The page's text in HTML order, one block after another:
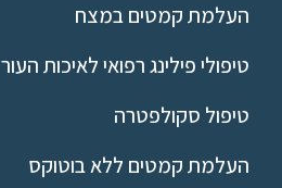
העלמת קמטים במצח
טיפולי פילינג רפואי לאיכות העור
טיפול סקולפטרה
העלמת קמטים ללא בוטוקס